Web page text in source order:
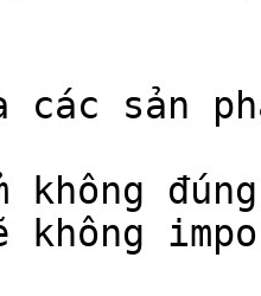
sản
không
không